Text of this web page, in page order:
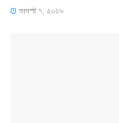
আগস্ট ৭, ২০২৬